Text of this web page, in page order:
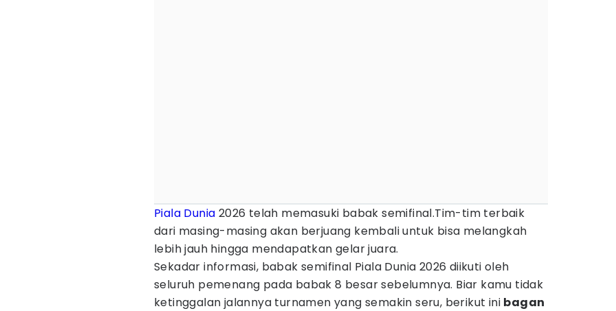
Piala Dunia 2026 telah memasuki babak semifinal.Tim-tim terbaik
dari masing-masing akan berjuang kembali untuk bisa melangkah
lebih jauh hingga mendapatkan gelar juara.
Sekadar informasi, babak semifinal Piala Dunia 2026 diikuti oleh
seluruh pemenang pada babak 8 besar sebelumnya. Biar kamu tidak
ketinggalan jalannya turnamen yang semakin seru, berikut ini bagan